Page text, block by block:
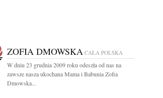
ZOFIA DMOWSKA CAŁA POLSKA
W dniu 23 grudnia 2009 roku odeszła od nas na
zawsze nasza ukochana Mama i Babunia Zofia
Dmowska...